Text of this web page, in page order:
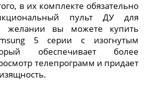
в их комплекте обязательно
пульт ДУ для
желании вы можете купить
5 серии с изогнутым
обеспечивает более
телепрограмм и придает